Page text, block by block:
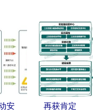
商
络
务
舰UTM产
品重构高端
防护体系
安
再获肯定